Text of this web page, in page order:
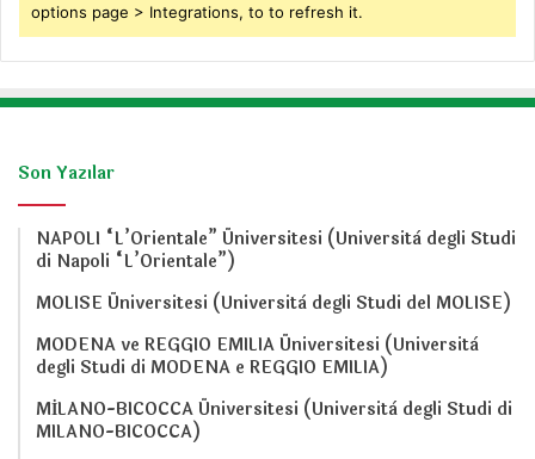
options page > Integrations, to to refresh it.
Son Yazılar
NAPOLI “L’Orientale” Üniversitesi (Università degli Studi
di Napoli “L’Orientale”)
MOLISE Üniversitesi (Università degli Studi del MOLISE)
MODENA ve REGGIO EMILIA Üniversitesi (Università
degli Studi di MODENA e REGGIO EMILIA)
MİLANO-BICOCCA Üniversitesi (Università degli Studi di
MILANO-BICOCCA)